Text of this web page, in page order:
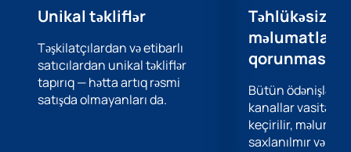
sehrbazları" konsertinə biletlər əldə edə bilərsiniz. və
sevimli melodiyalarınızın sədaları altında heyrətamiz
musiqi axşamı keçirin. Sifariş vermək üçün sizə lazım
olan tək şey rahat yerləri, həmçinin ödəniş və biletlərin
alınması üsulunu seçməkdir.
Konsert zalında görüşənədək!
Unikal təkliflər
Təşkilatçılardan və etibarlı
satıcılardan unikal təkliflər
tapırıq — hətta artıq rəsmi
satışda olmayanları da.
Təhlükəsiz
məlumatların
qorunması
Bütün ödənişlər
kanallar
keçirilir,
saxlanılmır və